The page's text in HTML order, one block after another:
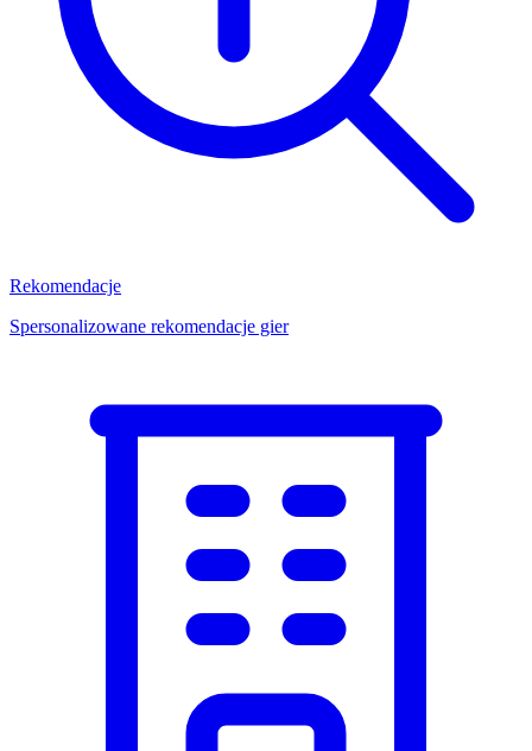
Rekomendacje
Spersonalizowane rekomendacje gier